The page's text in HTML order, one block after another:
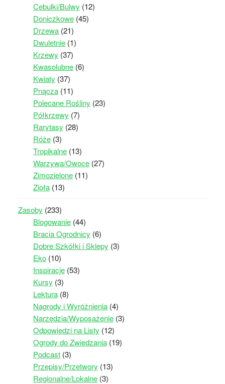
Cebulki/Bulwy (12)
Doniczkowe(45)
Drzewa(21)
Dwuletnie(1)
Krzewy (37)
Kwasolubne(6)
Kwiaty (37)
Pnącza(11)
Polecane Rośliny (23)
Półkrzewy (7)
Rarytasy (28)
Róże(3)
Tropikalne(13)
Warzywa/Owoce(27)
Zimozielone(11)
Zioła(13)
Zasoby (233)
Blogowanie(44)
Bracia Ogrodnicy (6)
Dobre Szkółki i Sklepy (3)
Eko(10)
Inspiracje(53)
Kursy (3)
Lektura(8)
Nagrody i Wyróżnienia(4)
Narzędzia/Wyposażenie(3)
Odpowiedzi na Listy (12)
Ogrody do Zwiedzania(19)
Podcast(3)
Przepisy/Przetwory (13)
Regionalne/Lokalne(3)